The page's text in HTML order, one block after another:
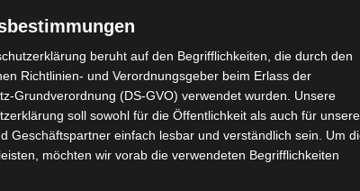
beruht auf den Begrifflichkeiten, die durch den
Richtlinien- und Verordnungsgeber beim Erlass der
Grundverordnung (DS-GVO) verwendet wurden. Unsere
soll sowohl für die Öffentlichkeit als auch für unsere
Geschäftspartner einfach lesbar und verständlich sein. Um
möchten wir vorab die verwendeten Begrifflichkeiten